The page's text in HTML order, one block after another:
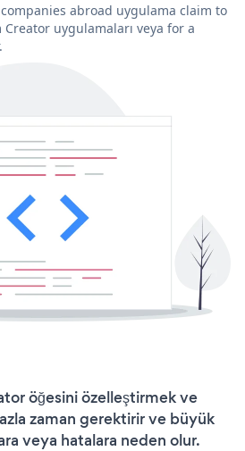
abroad uygulama claim to
Creator uygulamaları veya for a
öğesini özelleştirmek ve
zaman gerektirir ve büyük
veya hatalara neden olur.